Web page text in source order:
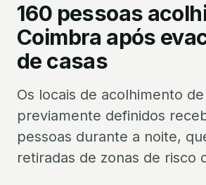
160 pessoas
Coimbra após
de casas
Os locais de acolhimento
previamente definidos
pessoas durante a noite,
retiradas de zonas de risco